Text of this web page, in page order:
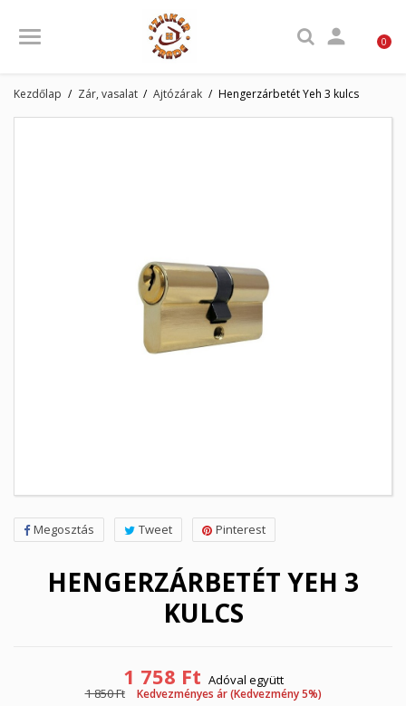
 0
Kezdőlap Zár, vasalat Ajtózárak Hengerzárbetét Yeh 3 kulcs
Megosztás Tweet Pinterest
HENGERZÁRBETÉT YEH 3
KULCS
1 758 Ft Adóval együtt
1 850 Ft
Kedvezményes ár (Kedvezmény 5%)